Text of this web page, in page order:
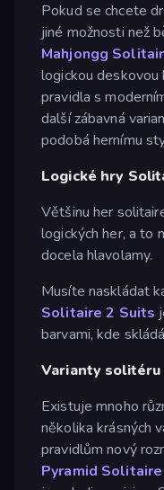
Pokud se chcete
jiné možnosti než
Mahjongg
logickou deskovou
pravidla s
další zábavná
podobá hernímu
Logické hry
Většinu her
logických her, a to
docela hlavolamy.
Musíte naskládat
Solitaire 2 Suits
barvami, kde
Varianty solitéru
Existuje mnoho
několika krásných
pravidlům nový
Pyramid Solitaire